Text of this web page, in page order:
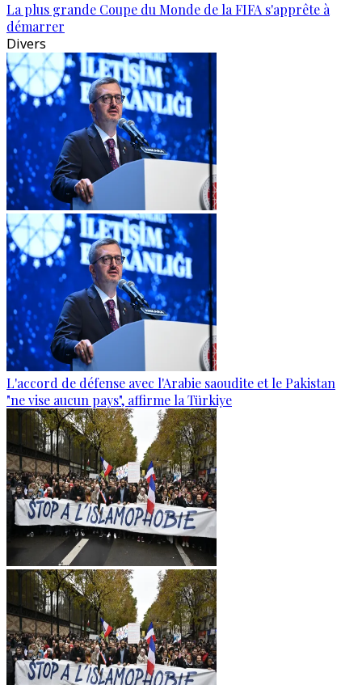
La plus grande Coupe du Monde de la FIFA s'apprête à
démarrer
Divers
L'accord de défense avec l'Arabie saoudite et le Pakistan
"ne vise aucun pays", affirme la Türkiye